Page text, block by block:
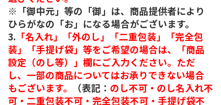
※「御中元」等の「御」は、商品提供者により
ひらがなの「お」になる場合がございます。
3. 「名入れ」「外のし」「二重包装」「完全包
装」「手提げ袋」等をご希望の場合は、「商品
設定（のし等）」欄にご入力ください。ただ
し、一部の商品についてはお承りできない場合
もございます。
（表記： のし不可・のし名入れ不
可・二重包装不可・完全包装不可・手提げ袋不